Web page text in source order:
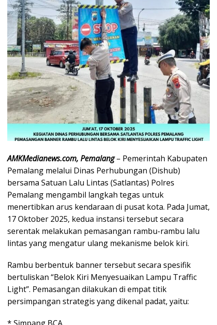
AMKMedianews.com, Pemalang– Pemerintah Kabupaten
Pemalang melalui Dinas Perhubungan (Dishub)
bersama Satuan Lalu Lintas (Satlantas) Polres
Pemalang mengambil langkah tegas untuk
menertibkan arus kendaraan di pusat kota. Pada Jumat,
17 Oktober 2025, kedua instansi tersebut secara
serentak melakukan pemasangan rambu-rambu lalu
lintas yang mengatur ulang mekanisme belok kiri.
Rambu berbentuk banner tersebut secara spesifik
bertuliskan “Belok Kiri Menyesuaikan Lampu Traffic
Light”. Pemasangan dilakukan di empat titik
persimpangan strategis yang dikenal padat, yaitu: